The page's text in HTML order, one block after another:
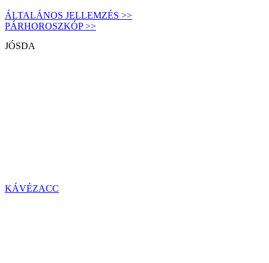
ÁLTALÁNOS JELLEMZÉS >>
PÁRHOROSZKÓP >>
JÓSDA
KÁVÉZACC